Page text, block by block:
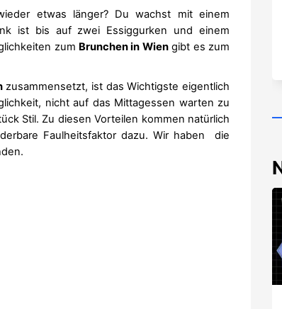
etwas länger? Du wachst mit einem
ist bis auf zwei Essiggurken und einem
zum Brunchen in Wiengibt es zum
zusammensetzt, ist das Wichtigste eigentlich
nicht auf das Mittagessen warten zu
Stil. Zu diesen Vorteilen kommen natürlich
Faulheitsfaktor dazu. Wir haben die